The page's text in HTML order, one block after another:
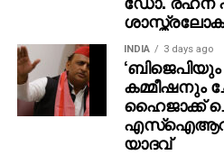
മന്ത്രാലയം വിലയിരുത്തുന്നു.
പലരും സിം വാങ്ങി അക്കൗണ്ട്
ഉപേക്ഷിക്കുന്ന രീതി
നിരീക്ഷണത്തിനും തടസം
കണ്ടെത്തല്‍.
യു.പി.ഐ., ബാങ്കിങ് ആപ്പുകള്‍
INDIA 3 days ago
കമ്മീഷനും
ഹൈജാക്ക്
യാദവ്